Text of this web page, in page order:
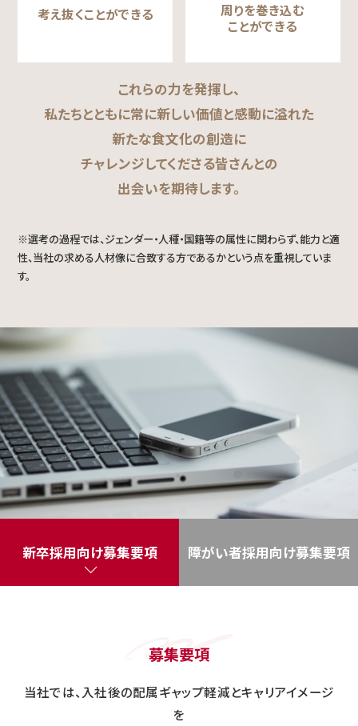
考え抜くことができる
周りを巻き込む
ことができる
これらの力を発揮し、
私たちとともに常に新しい価値と感動に溢れた
新たな食文化の創造に
チャレンジしてくださる皆さんとの
出会いを期待します。
※選考の過程では、ジェンダー・人種・国籍等の属性に関わらず、能力と適
性、当社の求める人材像に合致する方であるかという点を重視していま
す。
新卒採用向け募集要項 障がい者採用向け募集要項
募集要項
当社では、入社後の配属ギャップ軽減とキャリアイメージ
を